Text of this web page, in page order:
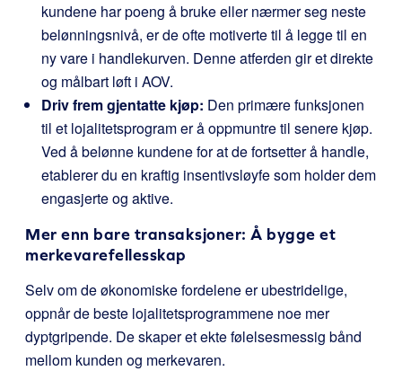
kundene har poeng å bruke eller nærmer seg neste
belønningsnivå, er de ofte motiverte til å legge til en
ny vare i handlekurven. Denne atferden gir et direkte
og målbart løft i AOV.
Driv frem gjentatte kjøp: Den primære funksjonen
til et lojalitetsprogram er å oppmuntre til senere kjøp.
Ved å belønne kundene for at de fortsetter å handle,
etablerer du en kraftig insentivsløyfe som holder dem
engasjerte og aktive.
Mer enn bare transaksjoner: Å bygge et
merkevarefellesskap
Selv om de økonomiske fordelene er ubestridelige,
oppnår de beste lojalitetsprogrammene noe mer
dyptgripende. De skaper et ekte følelsesmessig bånd
mellom kunden og merkevaren.